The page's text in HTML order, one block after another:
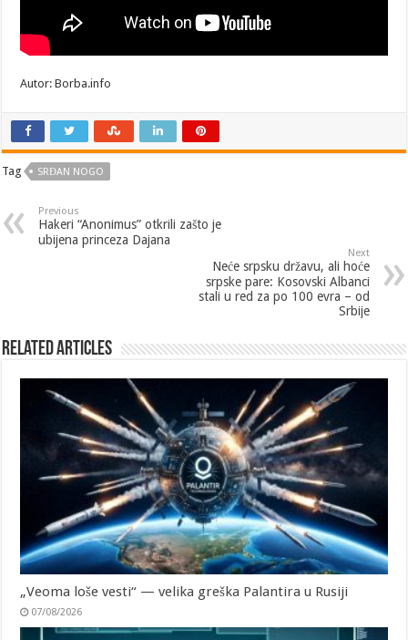
Autor: Borba.info
Tag SRĐAN NOGO
Previous
Hakeri “Anonimus” otkrili zašto je
ubijena princeza Dajana
Next
Neće srpsku državu, ali hoće
srpske pare: Kosovski Albanci
stali u red za po 100 evra – od
Srbije
Related Articles
„Veoma loše vesti“ — velika greška Palantira u Rusiji
07/08/2026